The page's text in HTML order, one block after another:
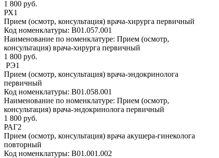
1 800 руб.
РХ1
Прием (осмотр, консультация) врача-хирурга первичный
Код номенклатуры: B01.057.001
Наименование по номенклатуре: Прием (осмотр,
консультация) врача-хирурга первичный
1 800 руб.
РЭ1
Прием (осмотр, консультация) врача-эндокринолога
первичный
Код номенклатуры: B01.058.001
Наименование по номенклатуре: Прием (осмотр,
консультация) врача-эндокринолога первичный
1 800 руб.
РАГ2
Прием (осмотр, консультация) врача акушера-гинеколога
повторный
Код номенклатуры: B01.001.002